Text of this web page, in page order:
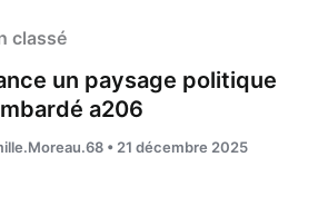
classé
un paysage politique
a206
•21 décembre 2025